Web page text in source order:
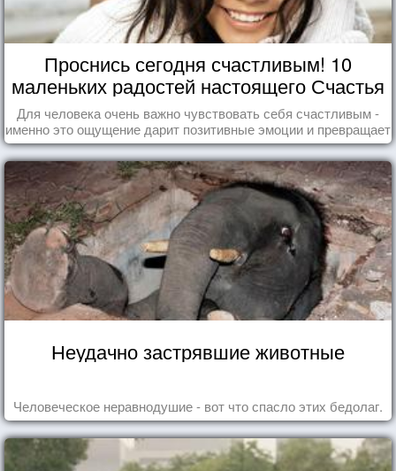
Проснись сегодня счастливым! 10
маленьких радостей настоящего Счастья
Для человека очень важно чувствовать себя счастливым -
именно это ощущение дарит позитивные эмоции и превращает
каждый день в маленький праздник.
Неудачно застрявшие животные
Человеческое неравнодушие - вот что спасло этих бедолаг.